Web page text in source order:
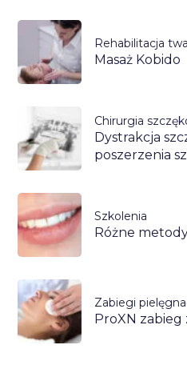
Rehabilitacja
Masaż Kobido
Chirurgia
Dystrakcja
poszerzenia
Szkolenia
Różne
Zabiegi
ProXN